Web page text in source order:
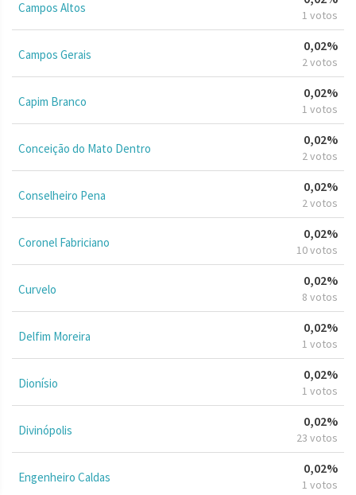
Campos Altos 1 votos
Campos Gerais
0,02%
2 votos
Capim Branco
0,02%
1 votos
Conceição do Mato Dentro
0,02%
2 votos
Conselheiro Pena
0,02%
2 votos
Coronel Fabriciano
0,02%
10 votos
Curvelo
0,02%
8 votos
Delfim Moreira
0,02%
1 votos
Dionísio
0,02%
1 votos
Divinópolis
0,02%
23 votos
Engenheiro Caldas
0,02%
1 votos